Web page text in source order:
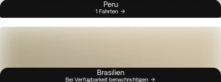
Peru
1 Fahrten
Brasilien
Bei Verfügbarkeit benachrichtigen